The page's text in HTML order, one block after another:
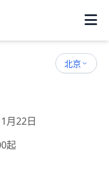
北京
月22日
起